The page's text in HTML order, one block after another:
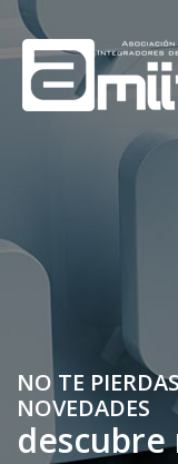
NO TE
NOVEDADES